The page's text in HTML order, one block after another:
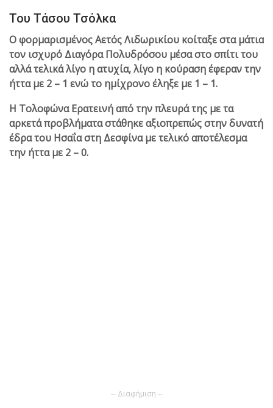
Του Τάσου Τσόλκα
Ο φορμαρισμένος Αετός Λιδωρικίου κοίταξε στα μάτια
τον ισχυρό Διαγόρα Πολυδρόσου μέσα στο σπίτι του
αλλά τελικά λίγο η ατυχία, λίγο η κούραση έφεραν την
ήττα με 2 – 1 ενώ το ημίχρονο έληξε με 1 – 1.
Η Τολοφώνα Ερατεινή από την πλευρά της με τα
αρκετά προβλήματα στάθηκε αξιοπρεπώς στην δυνατή
έδρα του Ησαΐα στη Δεσφίνα με τελικό αποτέλεσμα
την ήττα με 2 – 0.
-- Διαφήμιση --